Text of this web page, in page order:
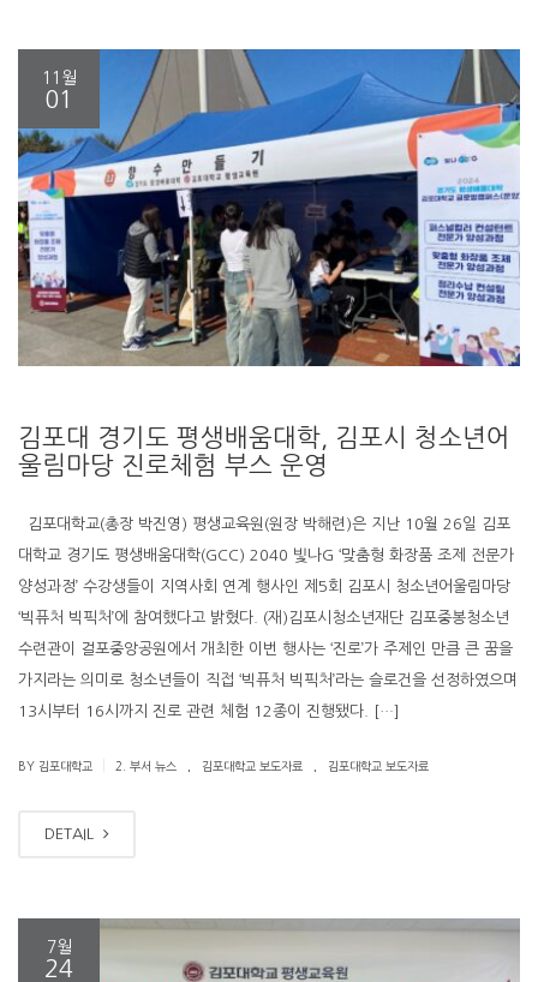
11월
01
김포대 경기도 평생배움대학, 김포시 청소년어
울림마당 진로체험 부스 운영
김포대학교(총장 박진영) 평생교육원(원장 박해련)은 지난 10월 26일 김포
대학교 경기도 평생배움대학(GCC) 2040 빛나G ‘맞춤형 화장품 조제 전문가
양성과정’ 수강생들이 지역사회 연계 행사인 제5회 김포시 청소년어울림마당
‘빅퓨처 빅픽처’에 참여했다고 밝혔다. (재)김포시청소년재단 김포중봉청소년
수련관이 걸포중앙공원에서 개최한 이번 행사는 ‘진로’가 주제인 만큼 큰 꿈을
가지라는 의미로 청소년들이 직접 ‘빅퓨처 빅픽처’라는 슬로건을 선정하였으며
13시부터 16시까지 진로 관련 체험 12종이 진행됐다. […]
BY 김포대학교 2. 부서 뉴스 김포대학교 보도자료 김포대학교 보도자료
DETAIL
7월
24